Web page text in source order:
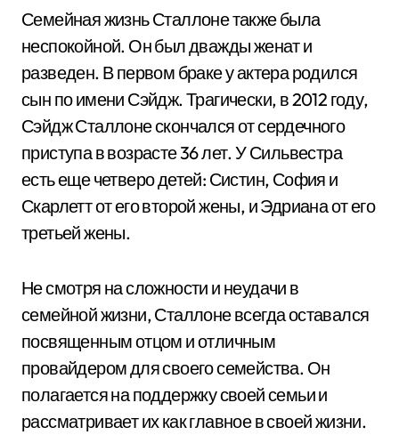
Семейная жизнь Сталлоне также была
неспокойной. Он был дважды женат и
разведен. В первом браке у актера родился
сын по имени Сэйдж. Трагически, в 2012 году,
Сэйдж Сталлоне скончался от сердечного
приступа в возрасте 36 лет. У Сильвестра
есть еще четверо детей: Систин, София и
Скарлетт от его второй жены, и Эдриана от его
третьей жены.
Не смотря на сложности и неудачи в
семейной жизни, Сталлоне всегда оставался
посвященным отцом и отличным
провайдером для своего семейства. Он
полагается на поддержку своей семьи и
рассматривает их как главное в своей жизни.